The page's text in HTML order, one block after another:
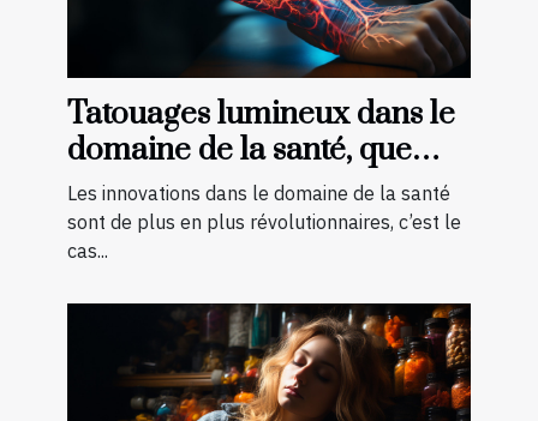
Tatouages lumineux dans le
domaine de la santé, que
faut-il savoir ?
Les innovations dans le domaine de la santé
sont de plus en plus révolutionnaires, c’est le
cas...